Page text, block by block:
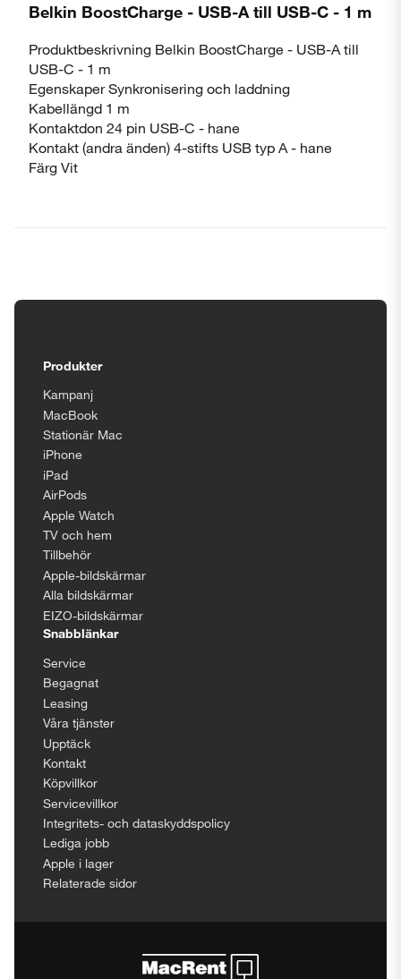
Belkin BoostCharge - USB-A till USB-C - 1 m
Produktbeskrivning Belkin BoostCharge - USB-A till
USB-C - 1 m
Egenskaper Synkronisering och laddning
Kabellängd 1 m
Kontaktdon 24 pin USB-C - hane
Kontakt (andra änden) 4-stifts USB typ A - hane
Färg Vit
Produkter
Kampanj
MacBook
Stationär Mac
iPhone
iPad
AirPods
Apple Watch
TV och hem
Tillbehör
Apple-bildskärmar
Alla bildskärmar
EIZO-bildskärmar
Snabblänkar
Service
Begagnat
Leasing
Våra tjänster
Upptäck
Kontakt
Köpvillkor
Servicevillkor
Integritets- och dataskyddspolicy
Lediga jobb
Apple i lager
Relaterade sidor